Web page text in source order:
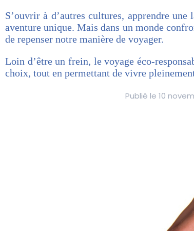
S’ouvrir à d’autres cultures, apprendre
aventure unique. Mais dans un monde
de repenser notre manière de voyager.
Loin d’être un frein, le voyage éco-
choix, tout en permettant de vivre
Publié le 10